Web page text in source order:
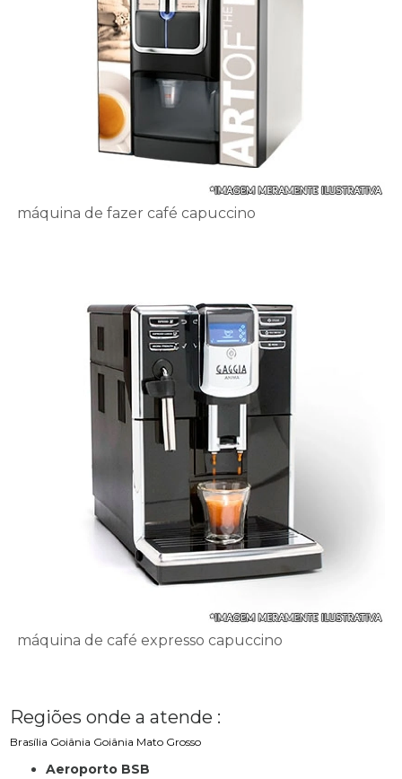
máquina de fazer café capuccino
máquina de café expresso capuccino
Regiões onde a atende :
Brasília Goiânia Goiânia Mato Grosso
Aeroporto BSB